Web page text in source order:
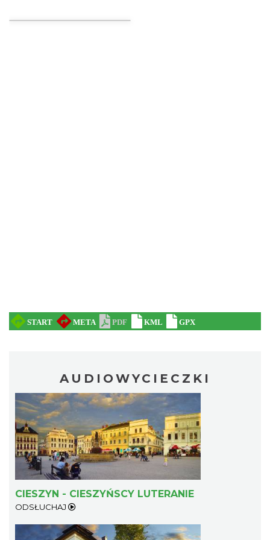
AUDIOWYCIECZKI
CIESZYN - CIESZYŃSCY LUTERANIE
ODSŁUCHAJ